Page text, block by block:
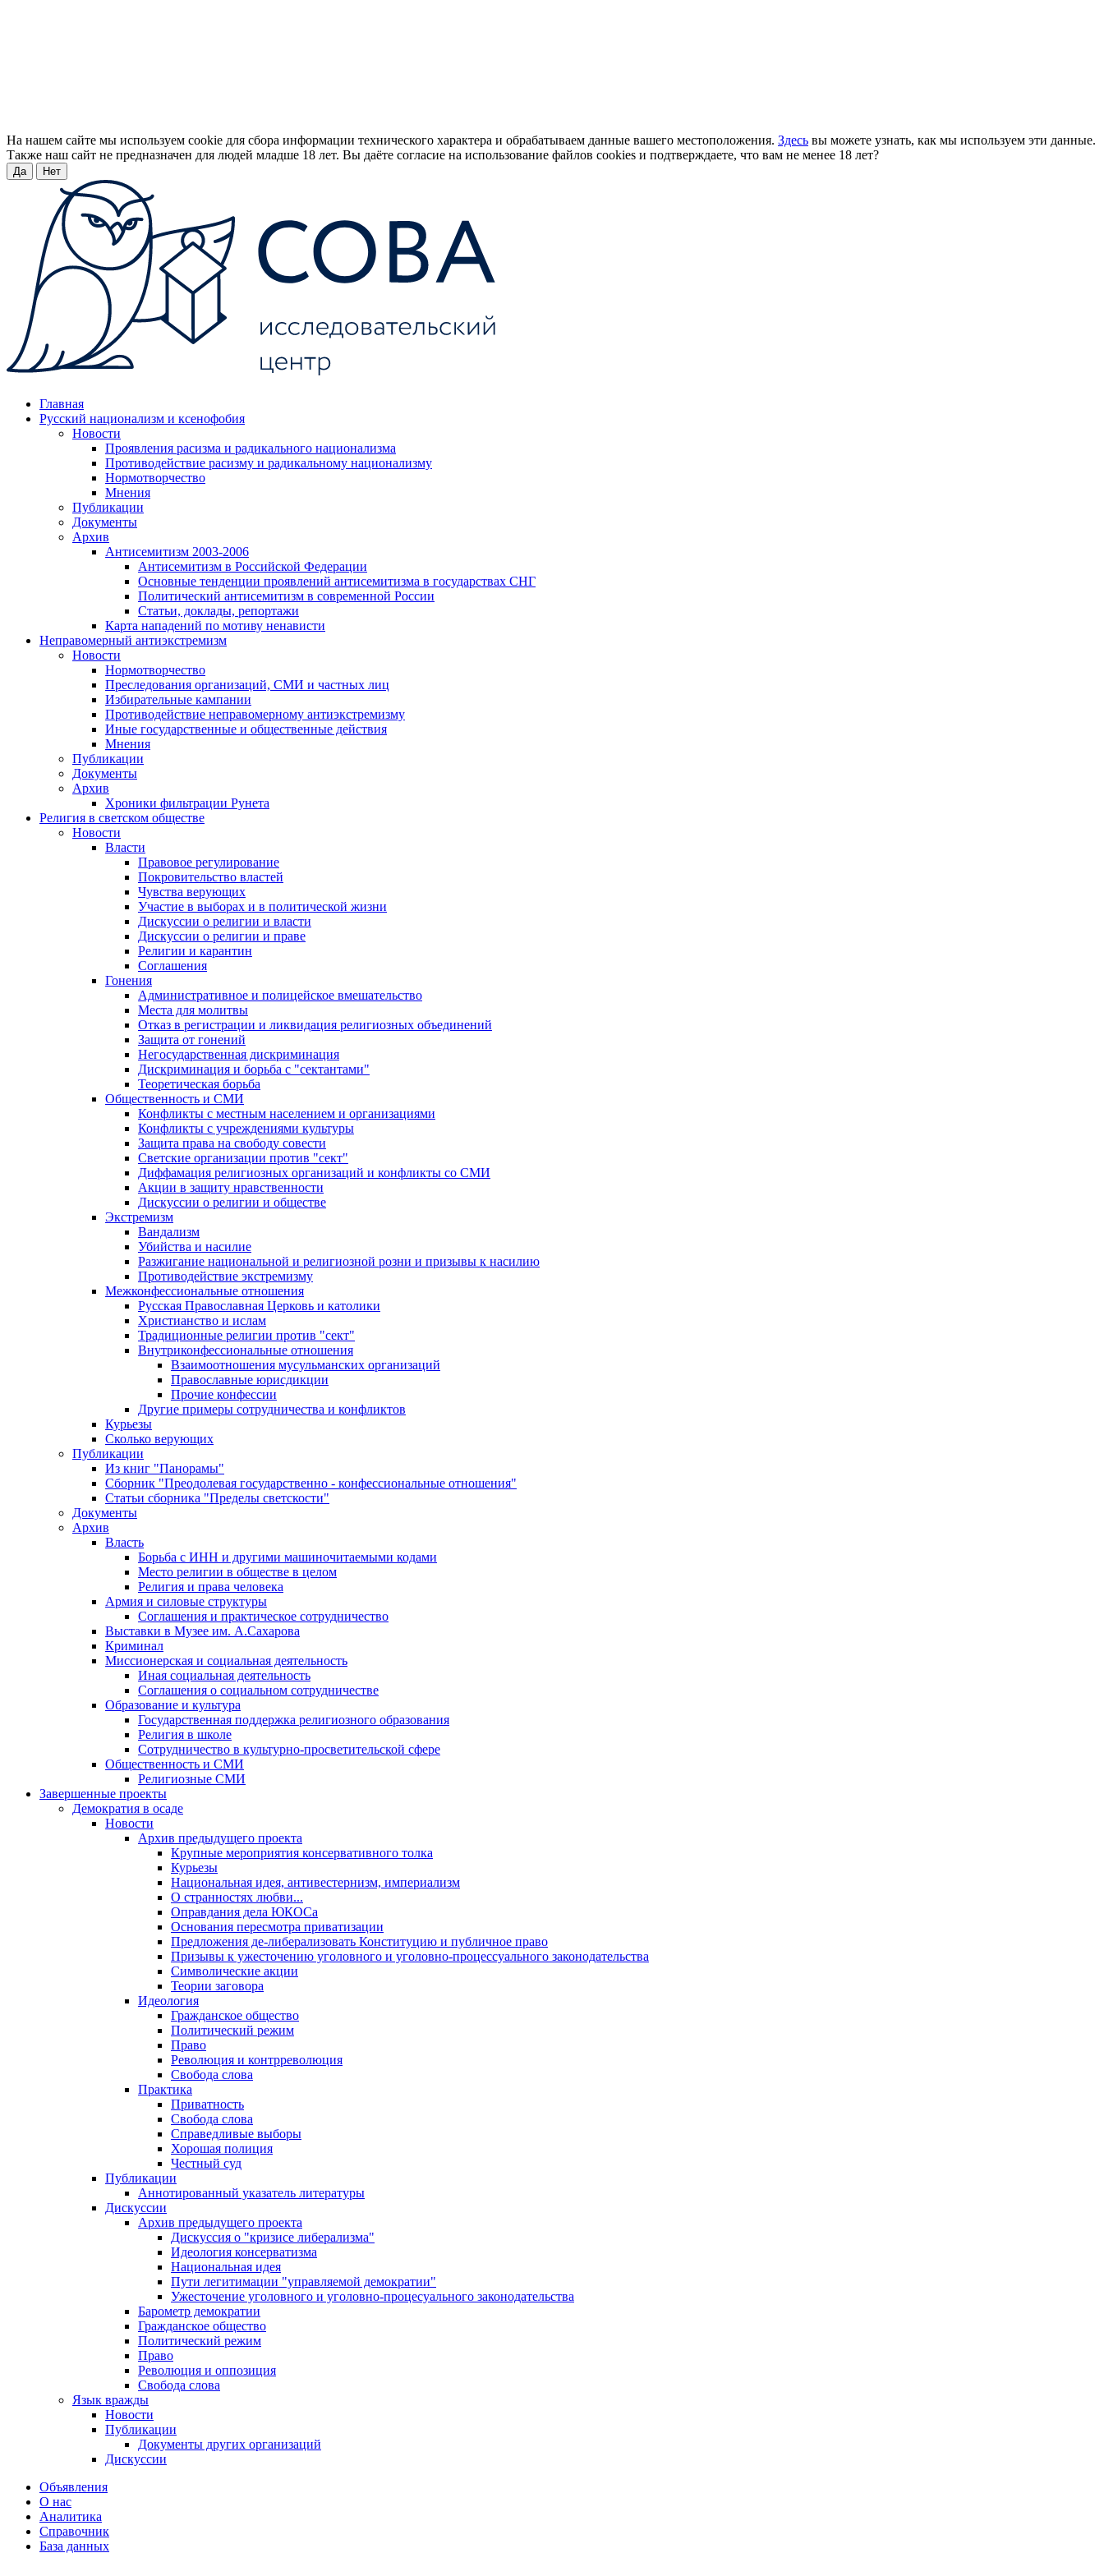
На нашем сайте мы используем cookie для сбора информации технического характера и обрабатываем данные вашего местоположения. Здесь вы можете узнать, как мы используем эти данные.
Также наш сайт не предназначен для людей младше 18 лет. Вы даёте согласие на использование файлов cookies и подтверждаете, что вам не менее 18 лет?
Да Нет
Главная
Русский национализм и ксенофобия
Новости
Проявления расизма и радикального национализма
Противодействие расизму и радикальному национализму
Нормотворчество
Мнения
Публикации
Документы
Архив
Антисемитизм 2003-2006
Антисемитизм в Российской Федерации
Основные тенденции проявлений антисемитизма в государствах СНГ
Политический антисемитизм в современной России
Статьи, доклады, репортажи
Карта нападений по мотиву ненависти
Неправомерный антиэкстремизм
Новости
Нормотворчество
Преследования организаций, СМИ и частных лиц
Избирательные кампании
Противодействие неправомерному антиэкстремизму
Иные государственные и общественные действия
Мнения
Публикации
Документы
Архив
Хроники фильтрации Рунета
Религия в светском обществе
Новости
Власти
Правовое регулирование
Покровительство властей
Чувства верующих
Участие в выборах и в политической жизни
Дискуссии о религии и власти
Дискуссии о религии и праве
Религии и карантин
Соглашения
Гонения
Административное и полицейское вмешательство
Места для молитвы
Отказ в регистрации и ликвидация религиозных объединений
Защита от гонений
Негосударственная дискриминация
Дискриминация и борьба с "сектантами"
Теоретическая борьба
Общественность и СМИ
Конфликты с местным населением и организациями
Конфликты с учреждениями культуры
Защита права на свободу совести
Светские организации против "сект"
Диффамация религиозных организаций и конфликты со СМИ
Акции в защиту нравственности
Дискуссии о религии и обществе
Экстремизм
Вандализм
Убийства и насилие
Разжигание национальной и религиозной розни и призывы к насилию
Противодействие экстремизму
Межконфессиональные отношения
Русская Православная Церковь и католики
Христианство и ислам
Традиционные религии против "сект"
Внутриконфессиональные отношения
Взаимоотношения мусульманских организаций
Православные юрисдикции
Прочие конфессии
Другие примеры сотрудничества и конфликтов
Курьезы
Сколько верующих
Публикации
Из книг "Панорамы"
Сборник "Преодолевая государственно - конфессиональные отношения"
Статьи сборника "Пределы светскости"
Документы
Архив
Власть
Борьба с ИНН и другими машиночитаемыми кодами
Место религии в обществе в целом
Религия и права человека
Армия и силовые структуры
Соглашения и практическое сотрудничество
Выставки в Музее им. А.Сахарова
Криминал
Миссионерская и социальная деятельность
Иная социальная деятельность
Соглашения о социальном сотрудничестве
Образование и культура
Государственная поддержка религиозного образования
Религия в школе
Сотрудничество в культурно-просветительской сфере
Общественность и СМИ
Религиозные СМИ
Завершенные проекты
Демократия в осаде
Новости
Архив предыдущего проекта
Крупные мероприятия консервативного толка
Курьезы
Национальная идея, антивестернизм, империализм
О странностях любви...
Оправдания дела ЮКОСа
Основания пересмотра приватизации
Предложения де-либерализовать Конституцию и публичное право
Призывы к ужесточению уголовного и уголовно-процессуального законодательства
Символические акции
Теории заговора
Идеология
Гражданское общество
Политический режим
Право
Революция и контрреволюция
Свобода слова
Практика
Приватность
Свобода слова
Справедливые выборы
Хорошая полиция
Честный суд
Публикации
Аннотированный указатель литературы
Дискуссии
Архив предыдущего проекта
Дискуссия о "кризисе либерализма"
Идеология консерватизма
Национальная идея
Пути легитимации "управляемой демократии"
Ужесточение уголовного и уголовно-процесуального законодательства
Барометр демократии
Гражданское общество
Политический режим
Право
Революция и оппозиция
Свобода слова
Язык вражды
Новости
Публикации
Документы других организаций
Дискуссии
Объявления
О нас
Аналитика
Справочник
База данных